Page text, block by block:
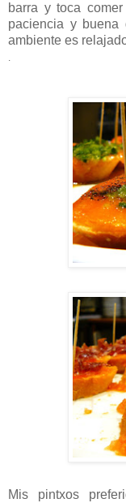
barra y toca
paciencia y buena
ambiente es
.
Mis pintxos